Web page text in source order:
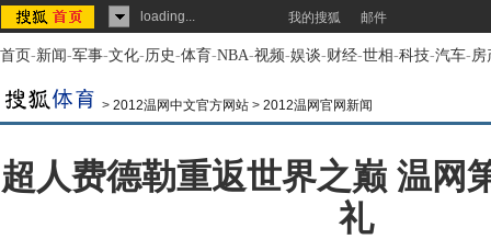
loading... 我的搜狐 邮件
首页-新闻-军事-文化-历史-体育-NBA-视频-娱谈-财经-世相-科技-汽车-房
> 2012温网中文官方网站 > 2012温网官网新闻
超人费德勒重返世界之巅 温网
礼